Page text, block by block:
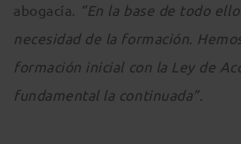
abogacía. “En la base de todo
necesidad de la formación.
formación inicial con la Ley de
fundamental la continuada”.